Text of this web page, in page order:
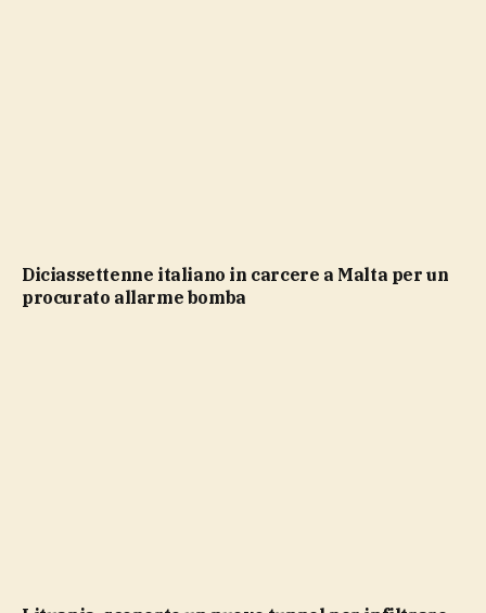
Diciassettenne italiano in carcere a Malta per un
procurato allarme bomba